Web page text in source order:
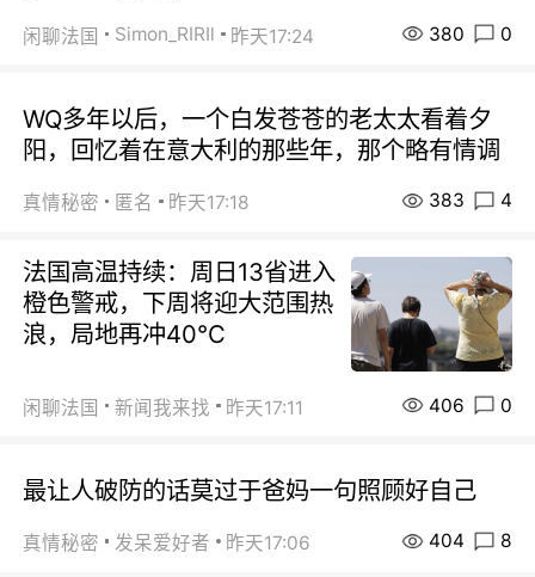
闲聊法国 Simon_RIRIl 昨天17:24 380 0
WQ多年以后，一个白发苍苍的老太太看着夕
阳，回忆着在意大利的那些年，那个略有情调
真情秘密 匿名 昨天17:18 383 4
法国高温持续：周日13省进入
橙色警戒，下周将迎大范围热
浪，局地再冲40℃
闲聊法国 新闻我来找 昨天17:11 406 0
最让人破防的话莫过于爸妈一句照顾好自己
真情秘密 发呆爱好者 昨天17:06 404 8